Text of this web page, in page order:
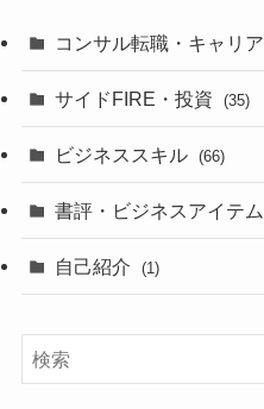
コンサル転職・キャリア
サイドFIRE・投資 (35)
ビジネススキル (66)
書評・ビジネスアイテム
自己紹介 (1)